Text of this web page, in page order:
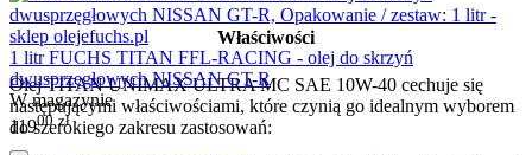
Właściwości
Olej TITAN UNIMAX ULTRA MC SAE 10W-40 cechuje się
następującymi właściwościami, które czynią go idealnym wyborem
do szerokiego zakresu zastosowań:
1 litr FUCHS TITAN FFL-RACING - olej do skrzyń
dwusprzęgłowych NISSAN GT-R
W magazynie
11900 zł